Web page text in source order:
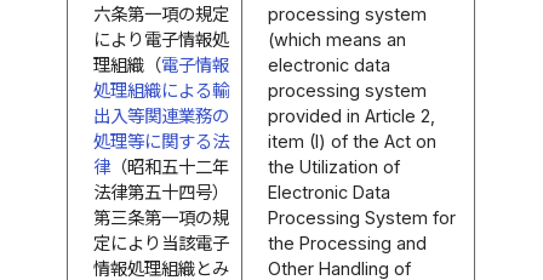
六条第一項の規定
により電子情報処
理組織（電子情報
処理組織による輸
出入等関連業務の
処理等に関する法
律（昭和五十二年
法律第五十四号）
第三条第一項の規
定により当該電子
情報処理組織とみ
processing system
(which means an
electronic data
processing system
provided in Article 2,
item (I) of the Act on
the Utilization of
Electronic Data
Processing System for
the Processing and
Other Handling of